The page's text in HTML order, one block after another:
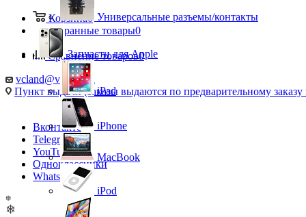
Корзина0
Избранные товары0
Сравнение товаров0
vcland@vcland.ru
Пункт выдачи (заказы выдаются по предварительному заказу
Вконтакте
Telegram
YouTube
Одноклассники
WhatsApp
❆
❄
Универсальные разъемы/контакты
Запчасти для Apple
iPad
iPhone
MacBook
iPod